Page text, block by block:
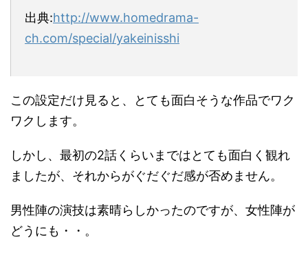
出典:http://www.homedrama-
ch.com/special/yakeinisshi
この設定だけ見ると、とても面白そうな作品でワク
ワクします。
しかし、最初の2話くらいまではとても面白く観れ
ましたが、それからがぐだぐだ感が否めません。
男性陣の演技は素晴らしかったのですが、女性陣が
どうにも・・。